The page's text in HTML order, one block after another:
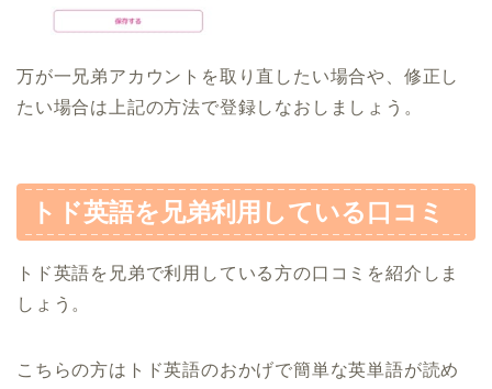
万が一兄弟アカウントを取り直したい場合や、修正し
たい場合は上記の方法で登録しなおしましょう。
トド英語を兄弟利用している口コミ
トド英語を兄弟で利用している方の口コミを紹介しま
しょう。
こちらの方はトド英語のおかげで簡単な英単語が読め